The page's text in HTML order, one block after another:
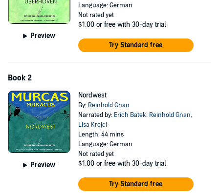
Die Abenteuer des Murcas Muracus als Hörspielserie. Überirdisch
faszinierend.
Wer fühlen will, muss hören.
©2021 X-Mix-Music GbR (P)2021 X-Mix-Music GbR
Preview
Language: German
Not rated yet
$1.00 or free with 30-day trial
Try Standard free
Book 2
Preview
Nordwest
By: Reinhold Gnan
Narrated by: Erich Batek, Reinhold Gnan,
Lisa Krejci
Length: 44 mins
Language: German
Not rated yet
$1.00 or free with 30-day trial
Try Standard free